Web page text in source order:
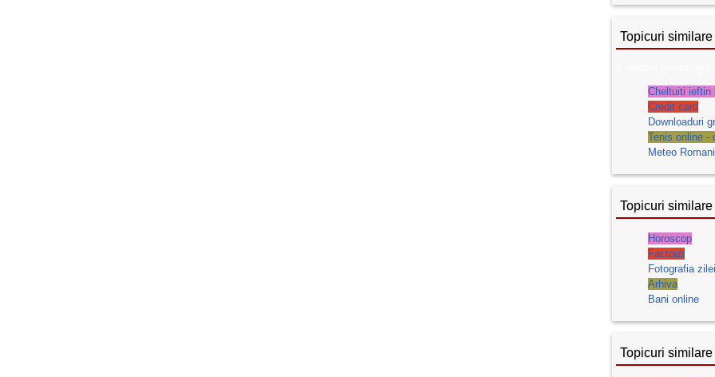
Topicuri similare
Cheltuiti ieftin
Credit card
Downloaduri
Tenis online -
Meteo
Topicuri similare
Horoscop
Factoizi
Fotografia zilei
Arhiva
Bani online
Topicuri similare